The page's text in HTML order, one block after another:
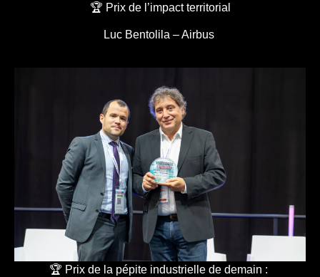
🏆 Prix de l’impact territorial
Luc Bentolila – Airbus
🏆 Prix de la pépite industrielle de demain :